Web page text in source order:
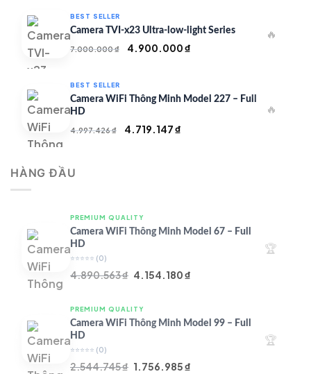
20.000.000 ₫.là:
14.000.000 ₫.
BEST SELLER
Camera TVI-x23 Ultra-low-light Series
7.000.000₫
Giá
7.000.000 ₫.
4.900.000₫
là:
🔥
BEST SELLER
Camera WiFi Thông Minh Model 227 – Full
HD
4.997.426₫
Giá
4.719.147₫
🔥
HÀNG ĐẦU
PREMIUM QUALITY
Camera WiFi Thông Minh Model 67 – Full
HD
⭐⭐⭐⭐⭐ (0)
4.890.563₫ Giá
là:
4.890.563 ₫.
4.154.180₫
là:
🏆
PREMIUM QUALITY
Camera WiFi Thông Minh Model 99 – Full
HD
⭐⭐⭐⭐⭐ (0)
2.544.745₫ Giá
1.756.985₫
🏆